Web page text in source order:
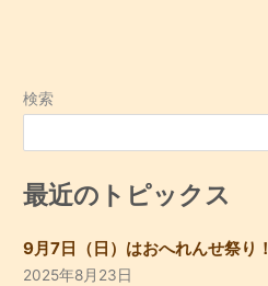
検索
最近のトピックス
9月7日（日）はおへれんせ祭り！
2025年8月23日